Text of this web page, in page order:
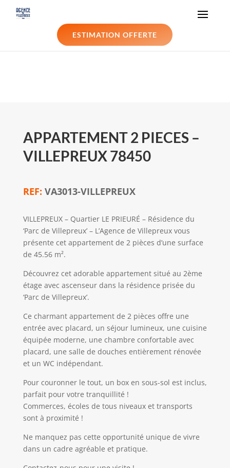
ESTIMATION OFFERTE
APPARTEMENT 2 PIECES –
VILLEPREUX 78450
VA3013-VILLEPREUX
VILLEPREUX – Quartier LE PRIEURÉ – Résidence du
‘Parc de Villepreux’ – L’Agence de Villepreux vous
présente cet appartement de 2 pièces d’une surface
de 45.56 m².
Découvrez cet adorable appartement situé au 2ème
étage avec ascenseur dans la résidence prisée du
‘Parc de Villepreux’.
Ce charmant appartement de 2 pièces offre une
entrée avec placard, un séjour lumineux, une cuisine
équipée moderne, une chambre confortable avec
placard, une salle de douches entièrement rénovée
et un WC indépendant.
Pour couronner le tout, un box en sous-sol est inclus,
parfait pour votre tranquillité !
Commerces, écoles de tous niveaux et transports
sont à proximité !
Ne manquez pas cette opportunité unique de vivre
dans un cadre agréable et pratique.